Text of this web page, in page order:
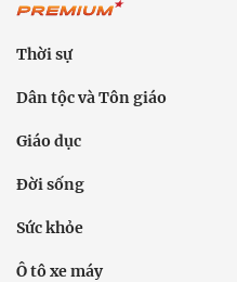
Thời sự
Dân tộc và Tôn giáo
Giáo dục
Đời sống
Sức khỏe
Ô tô xe máy